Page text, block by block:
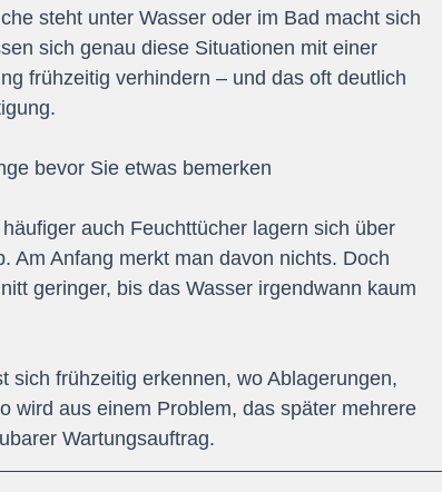
steht unter Wasser oder im Bad macht sich
sich genau diese Situationen mit einer
frühzeitig verhindern – und das oft deutlich
bevor Sie etwas bemerken
auch Feuchttücher lagern sich über
Am Anfang merkt man davon nichts. Doch
geringer, bis das Wasser irgendwann kaum
sich frühzeitig erkennen, wo Ablagerungen,
wird aus einem Problem, das später mehrere
Wartungsauftrag.